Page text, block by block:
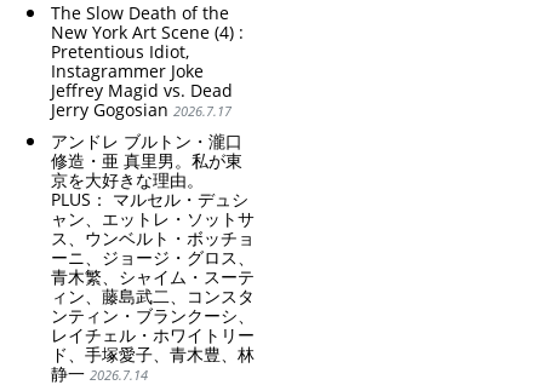
The Slow Death of the
New York Art Scene (4) :
Pretentious Idiot,
Instagrammer Joke
Jeffrey Magid vs. Dead
Jerry Gogosian 2026.7.17
アンドレ ブルトン・瀧口
修造・亜 真里男。私が東
京を大好きな理由。
PLUS： マルセル・デュシ
ャン、エットレ・ソットサ
ス、ウンベルト・ボッチョ
ーニ、ジョージ・グロス、
青木繁、シャイム・スーテ
ィン、藤島武二、コンスタ
ンティン・ブランクーシ、
レイチェル・ホワイトリー
ド、手塚愛子、青木豊、林
静一 2026.7.14